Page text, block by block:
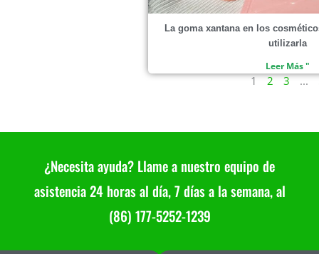
La goma xantana en los
utilizarla
Leer Más "
1 2 3 ...
¿Necesita ayuda? Llame a nuestro equipo de
asistencia 24 horas al día, 7 días a la semana, al
(86) 177-5252-1239